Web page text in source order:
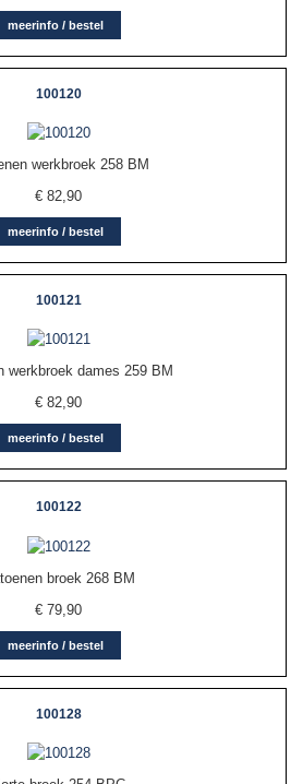
meerinfo / bestel
100120
werkbroek 258 BM
€82,90
meerinfo / bestel
100121
werkbroek dames 259 BM
€82,90
meerinfo / bestel
100122
broek 268 BM
€79,90
meerinfo / bestel
100128